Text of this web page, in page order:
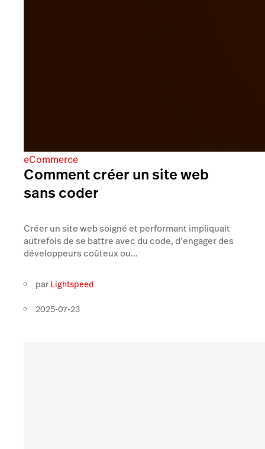
eCommerce
Comment créer un site web
sans coder
Créer un site web soigné et performant impliquait
autrefois de se battre avec du code, d’engager des
développeurs coûteux ou...
par Lightspeed
2025-07-23